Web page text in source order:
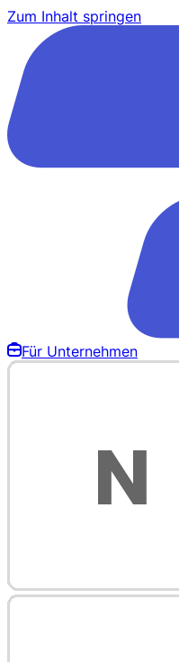
Zum Inhalt springen
Für Unternehmen